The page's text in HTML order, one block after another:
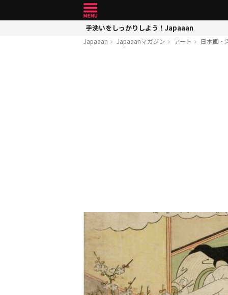
手洗いをしっかりしよう！Japaaan
Japaaan Japaaanマガジン アート 日本画・